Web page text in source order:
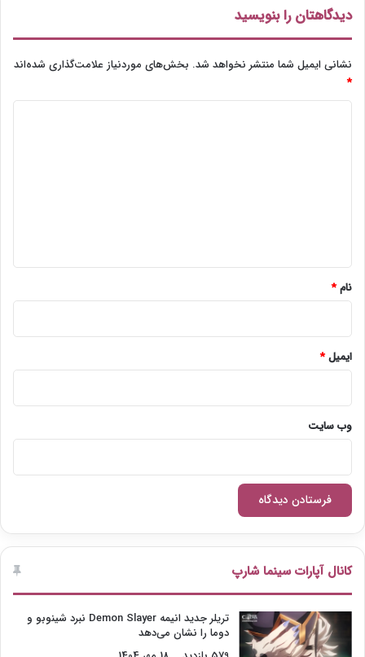
دیدگاهتان را بنویسید
نشانی ایمیل شما منتشر نخواهد شد. بخش‌های موردنیاز علامت‌گذاری شده‌اند
*
نام*
ایمیل*
وب‌ سایت
کانال آپارات سینما شارپ
تریلر جدید انیمه Demon Slayer نبرد شینوبو و
دوما را نشان می‌دهد